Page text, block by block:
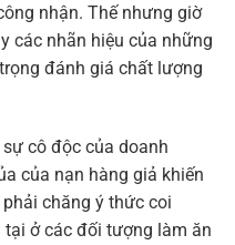
nhận. Thế nhưng giờ
các nhãn hiệu của những
đánh giá chất lượng
cô độc của doanh
của nạn hàng giả khiến
chăng ý thức coi
ở các đối tượng làm ăn